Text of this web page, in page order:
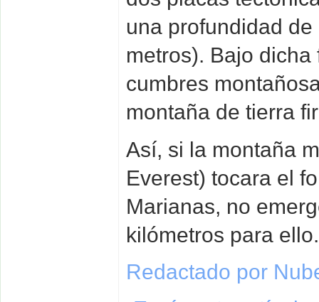
una profundidad
metros). Bajo
cumbres
montaña de tierra
Así, si la montaña
Everest) tocara el
Marianas, no
kilómetros para ello.
Redactado por